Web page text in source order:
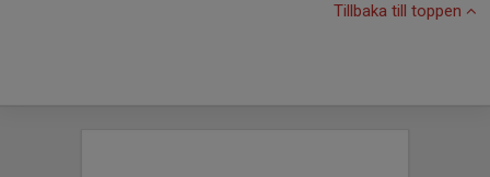
Tillbaka till toppen